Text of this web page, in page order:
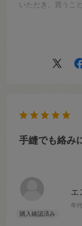
いただき、買うこ
心地はあまり分か
エ
年
手縫でも絡み